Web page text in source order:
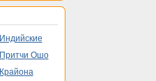
Индийские
Притчи Ошо
Крайона